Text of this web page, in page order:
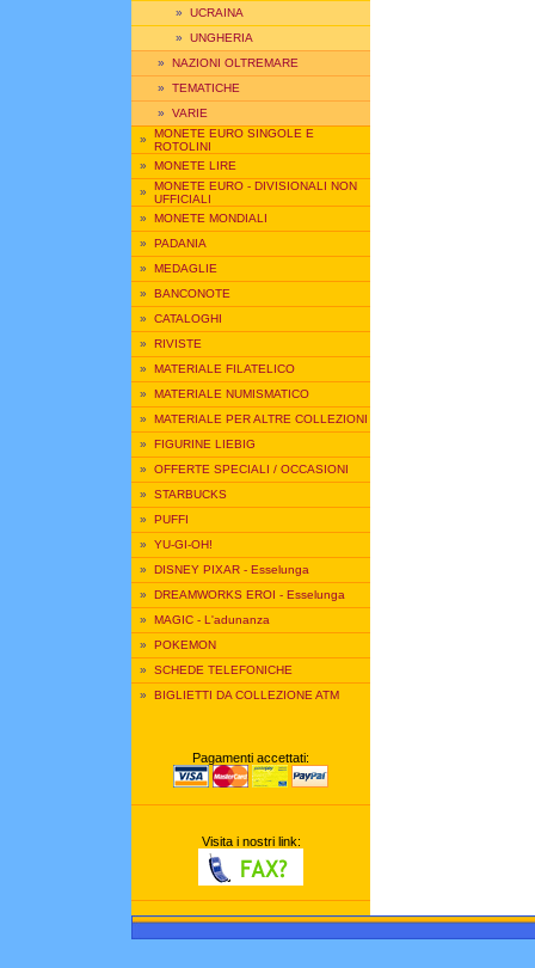
» UCRAINA
» UNGHERIA
» NAZIONI OLTREMARE
» TEMATICHE
» VARIE
» MONETE EURO SINGOLE E
ROTOLINI
» MONETE LIRE
» MONETE EURO - DIVISIONALI NON
UFFICIALI
» MONETE MONDIALI
» PADANIA
» MEDAGLIE
» BANCONOTE
» CATALOGHI
» RIVISTE
» MATERIALE FILATELICO
» MATERIALE NUMISMATICO
» MATERIALE PER ALTRE COLLEZIONI
» FIGURINE LIEBIG
» OFFERTE SPECIALI / OCCASIONI
» STARBUCKS
» PUFFI
» YU-GI-OH!
» DISNEY PIXAR - Esselunga
» DREAMWORKS EROI - Esselunga
» MAGIC - L'adunanza
» POKEMON
» SCHEDE TELEFONICHE
» BIGLIETTI DA COLLEZIONE ATM
Pagamenti accettati:
Visita i nostri link: